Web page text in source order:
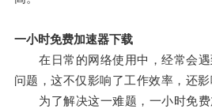
一小时免费加速器下载
在日常的网络使用中，经常会遇
问题，这不仅影响了工作效率，还影
为了解决这一难题，一小时免费